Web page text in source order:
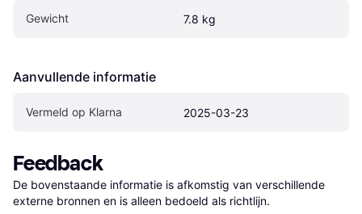
Gewicht 7.8 kg
Aanvullende informatie
Vermeld op Klarna 2025-03-23
Feedback
De bovenstaande informatie is afkomstig van verschillende
externe bronnen en is alleen bedoeld als richtlijn.